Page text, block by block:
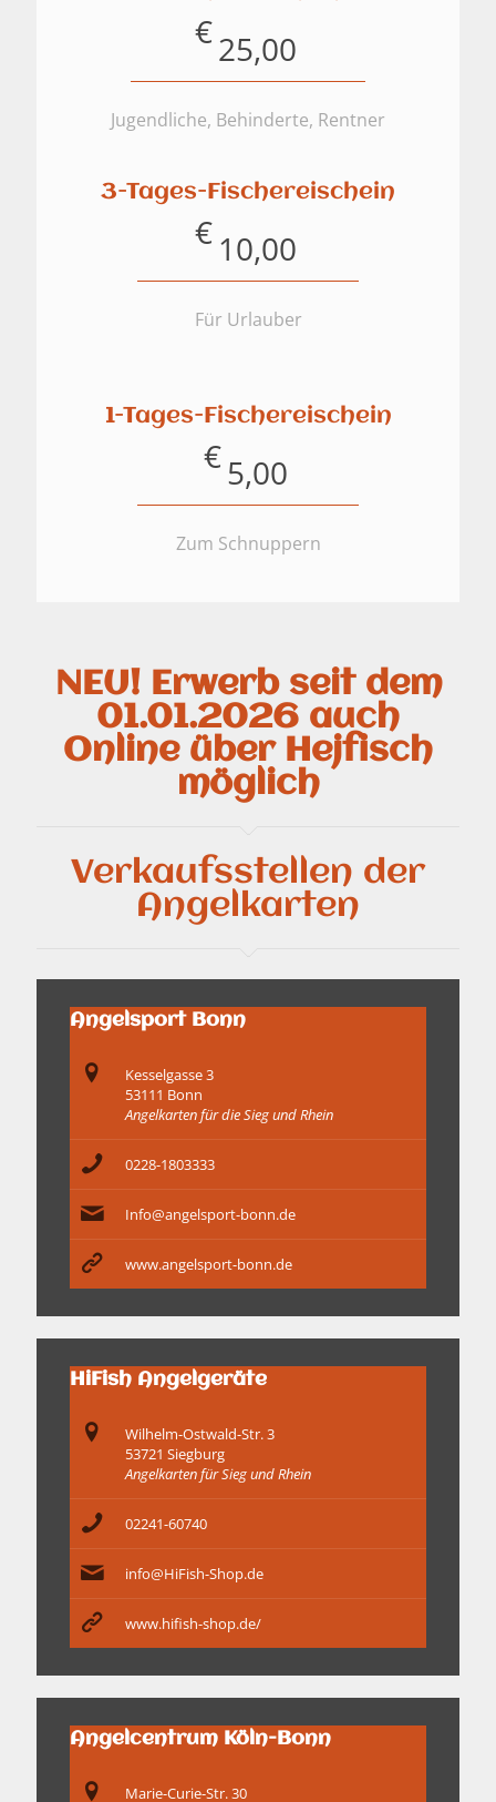
€25,00
Jugendliche, Behinderte, Rentner
3-Tages-Fischereischein
€10,00
Für Urlauber
1-Tages-Fischereischein
€5,00
Zum Schnuppern
NEU! Erwerb seit dem
01.01.2026 auch
Online über Hejfisch
möglich
Verkaufsstellen der
Angelkarten
Angelsport Bonn
Kesselgasse 3
53111 Bonn
Angelkarten für die Sieg und Rhein
0228-1803333
Info@angelsport-bonn.de
www.angelsport-bonn.de
HiFish Angelgeräte
Wilhelm-Ostwald-Str. 3
53721 Siegburg
Angelkarten für Sieg und Rhein
02241-60740
info@HiFish-Shop.de
www.hifish-shop.de/
Angelcentrum Köln-Bonn
Marie-Curie-Str. 30